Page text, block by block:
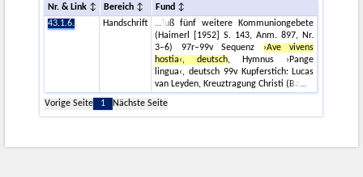
Nr. & Link Bereich
Fund
43.1.6.
Handschrift
luß fünf weitere Kommuniongebete
(Haimerl [1952] S. 143, Anm. 897, Nr.
3–6) 97r–99v Sequenz
›Ave vivens
hostia‹, deutsch, Hymnus ›Pange
lingua‹, deutsch 99v Kupferstich: Lucas
van Leyden, Kreuztragung Christi (Ba
Vorige Seite
1 Nächste Seite